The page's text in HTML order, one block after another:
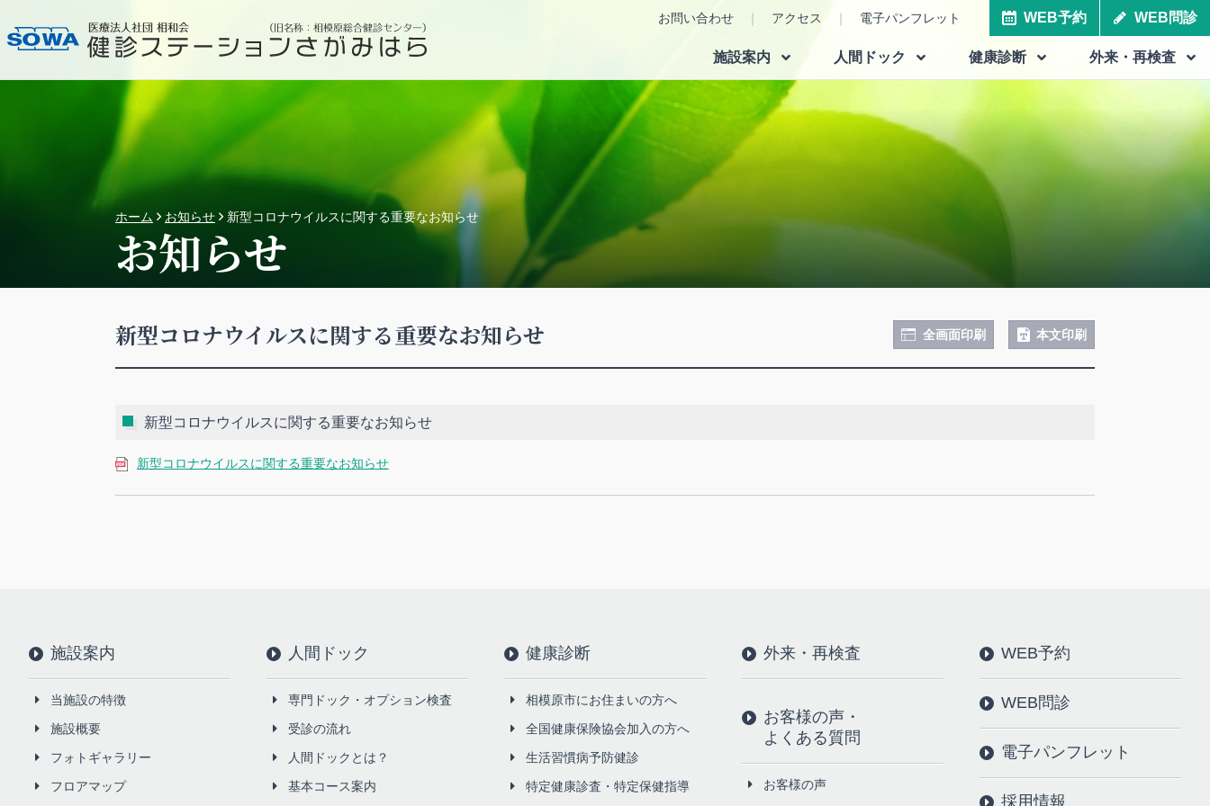
お問い合わせ アクセス 電子パンフレット WEB予約 WEB問診
施設案内 人間ドック 健康診断 外来・再検査
ホーム お知らせ 新型コロナウイルスに関する重要なお知らせ
お知らせ
全画面印刷 本文印刷
新型コロナウイルスに関する重要なお知らせ
新型コロナウイルスに関する重要なお知らせ
新型コロナウイルスに関する重要なお知らせ
施設案内
当施設の特徴
施設概要
フォトギャラリー
フロアマップ
人間ドック
専門ドック・オプション検査
受診の流れ
人間ドックとは？
基本コース案内
健康診断
相模原市にお住まいの方へ
全国健康保険協会加入の方へ
生活習慣病予防健診
特定健康診査・特定保健指導
外来・再検査
お客様の声・
よくある質問
お客様の声
WEB予約
WEB問診
電子パンフレット
採用情報